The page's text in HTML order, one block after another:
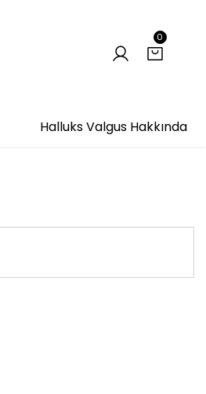
0
Halluks Valgus Hakkında